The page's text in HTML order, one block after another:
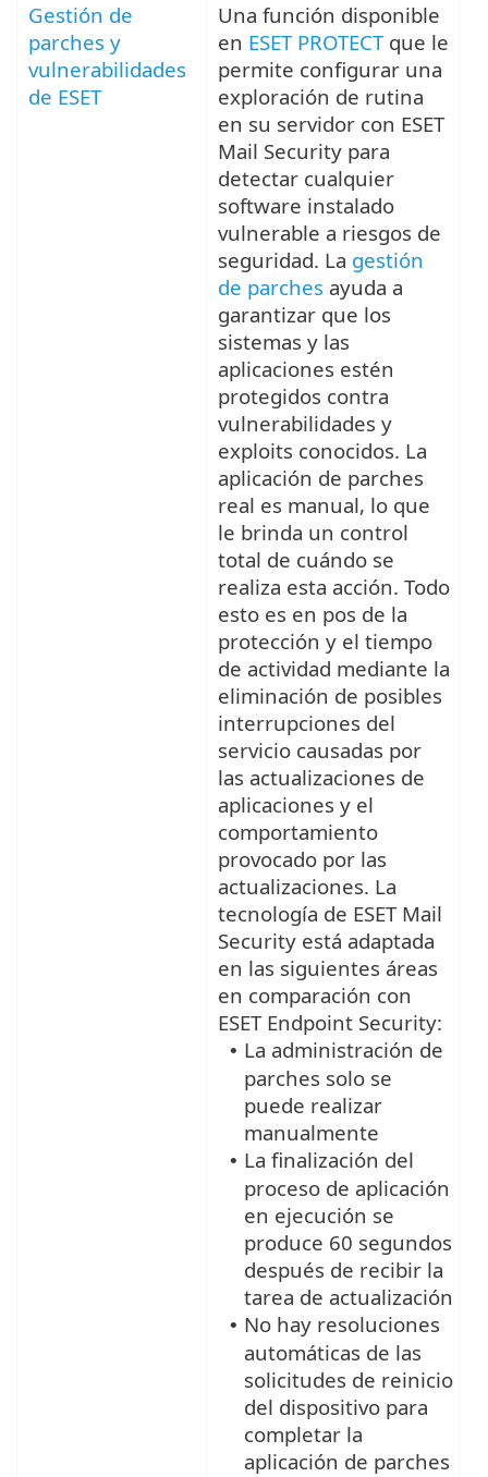
Gestión de
parches y
vulnerabilidades
de ESET
Una función disponible
en ESET PROTECTque le
permite configurar una
exploración de rutina
en su servidor con ESET
Mail Security para
detectar cualquier
software instalado
vulnerable a riesgos de
seguridad. La gestión
de parches ayuda a
garantizar que los
sistemas y las
aplicaciones estén
protegidos contra
vulnerabilidades y
exploits conocidos. La
aplicación de parches
real es manual, lo que
le brinda un control
total de cuándo se
realiza esta acción. Todo
esto es en pos de la
protección y el tiempo
de actividad mediante la
eliminación de posibles
interrupciones del
servicio causadas por
las actualizaciones de
aplicaciones y el
comportamiento
provocado por las
actualizaciones. La
tecnología de ESET Mail
Security está adaptada
en las siguientes áreas
en comparación con
ESET Endpoint Security:
• La administración de
parches solo se
puede realizar
manualmente
• La finalización del
proceso de aplicación
en ejecución se
produce 60 segundos
después de recibir la
tarea de actualización
• No hay resoluciones
automáticas de las
solicitudes de reinicio
del dispositivo para
completar la
aplicación de parches